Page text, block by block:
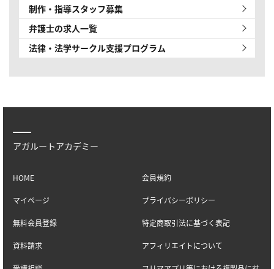
制作・指導スタッフ募集
弁護士の求人一覧
法律・法学サークル支援プログラム
アガルートアカデミー
HOME
マイページ
無料会員登録
資料請求
会員規約
プライバシーポリシー
特定商取引法に基づく表記
アフィリエイトについて